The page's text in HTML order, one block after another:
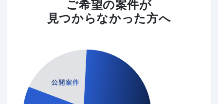
ご希望の案件が
見つからなかった方へ